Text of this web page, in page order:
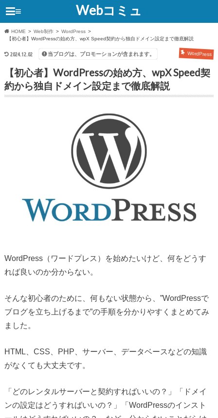
Webコミュ
≡
HOME Web制作
WordPress
【初心者】WordPressの始め方、wpX Speed契約から独自ドメイン設定まで徹底解説
2024.12.02 WordPress
当ブログは、プロモーションが含まれます。
【初心者】WordPressの始め方、wpX Speed契
約から独自ドメイン設定まで徹底解説
WordPress（ワードプレス）を始めたいけど、何をどうす
れば良いのか分からない。
そんな初心者のために、何もない状態から、”WordPressで
ブログを立ち上げるまで”の手順を分かりやすくまとめてみ
ました。
HTML、CSS、PHP、サーバー、データベースなどの知識
がなくても大丈夫です。
「どのレンタルサーバーと契約すればいいの？」「ドメイ
ンの設定はどうすればいいの？」「WordPressのインスト